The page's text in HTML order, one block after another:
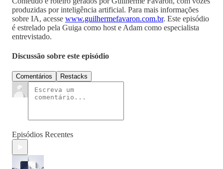
produzidas por inteligência artificial. Para mais informações
sobre IA, acesse www.guilhermefavaron.com.br. Este episódio
é estrelado pela Guiga como host e Adam como especialista
entrevistado.
Discussão sobre este episódio
Comentários Restacks
Episódios Recentes